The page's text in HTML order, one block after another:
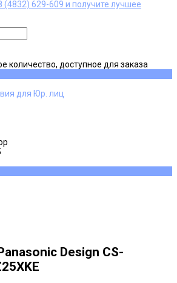
(4832) 629-609 и получите лучшее
количество, доступное для заказа
для Юр. лиц
Design CS-